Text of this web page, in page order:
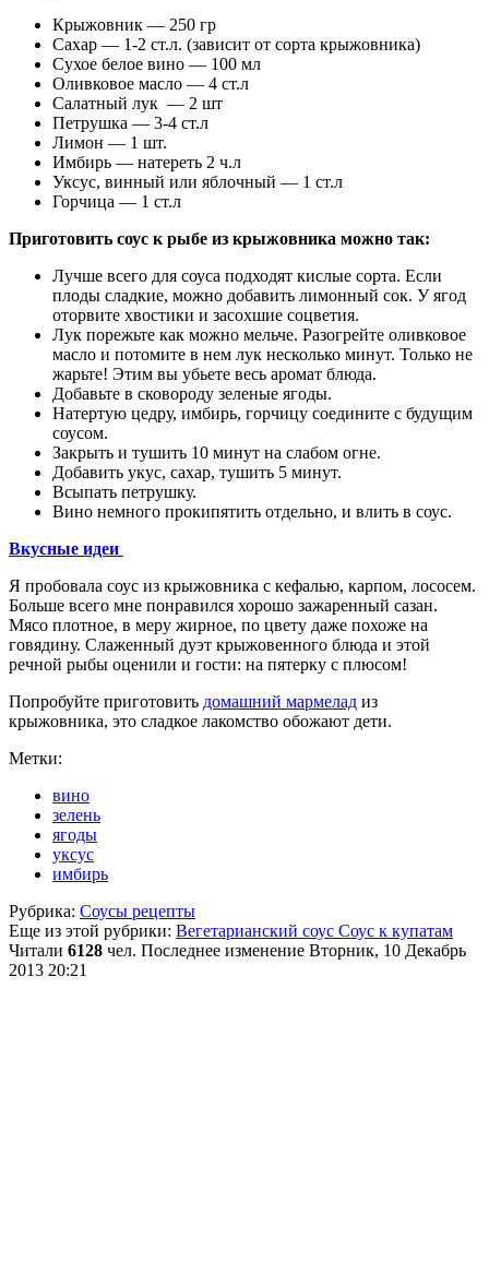
Крыжовник — 250 гр
Сахар — 1-2 ст.л. (зависит от сорта крыжовника)
Сухое белое вино — 100 мл
Оливковое масло — 4 ст.л
Салатный лук — 2 шт
Петрушка — 3-4 ст.л
Лимон — 1 шт.
Имбирь — натереть 2 ч.л
Уксус, винный или яблочный — 1 ст.л
Горчица — 1 ст.л
Приготовить соус к рыбе из крыжовника можно так:
Лучше всего для соуса подходят кислые сорта. Если
плоды сладкие, можно добавить лимонный сок. У ягод
оторвите хвостики и засохшие соцветия.
Лук порежьте как можно мельче. Разогрейте оливковое
масло и потомите в нем лук несколько минут. Только не
жарьте! Этим вы убьете весь аромат блюда.
Добавьте в сковороду зеленые ягоды.
Натертую цедру, имбирь, горчицу соедините с будущим
соусом.
Закрыть и тушить 10 минут на слабом огне.
Добавить укус, сахар, тушить 5 минут.
Всыпать петрушку.
Вино немного прокипятить отдельно, и влить в соус.
Вкусные идеи
Я пробовала соус из крыжовника с кефалью, карпом, лососем.
Больше всего мне понравился хорошо зажаренный сазан.
Мясо плотное, в меру жирное, по цвету даже похоже на
говядину. Слаженный дуэт крыжовенного блюда и этой
речной рыбы оценили и гости: на пятерку с плюсом!
Попробуйте приготовить домашний мармелад из
крыжовника, это сладкое лакомство обожают дети.
Метки:
вино
зелень
ягоды
уксус
имбирь
Рубрика: Соусы рецепты
Еще из этой рубрики: Вегетарианский соус Соус к купатам
Читали 6128 чел. Последнее изменение Вторник, 10 Декабрь
2013 20:21